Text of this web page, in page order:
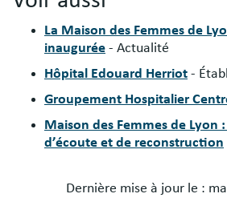
La Maison des Femmes de
inaugurée - Actualité
Hôpital Edouard Herriot -
Groupement Hospitalier
Maison des Femmes de Lyon
d’écoute et de reconstruction
Dernière mise à jour le :